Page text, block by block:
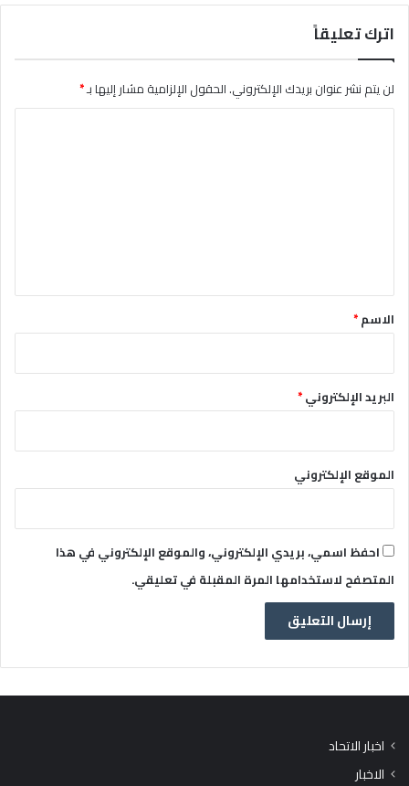
اترك تعليقاً
لن يتم نشر عنوان بريدك الإلكتروني.الحقول الإلزامية مشار إليها بـ*
*الاسم*
البريد الإلكتروني*
الموقع الإلكتروني
احفظ اسمي، بريدي الإلكتروني، والموقع الإلكتروني في هذا
المتصفح لاستخدامها المرة المقبلة في تعليقي.
اخبار الاتحاد
الاخبار